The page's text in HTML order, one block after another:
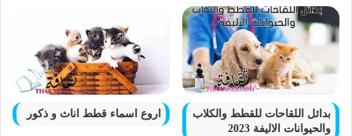
بدائل اللقاحات للقطط والكلاب
والحيوانات الاليفة 2023
اروع اسماء قطط اناث و ذكور